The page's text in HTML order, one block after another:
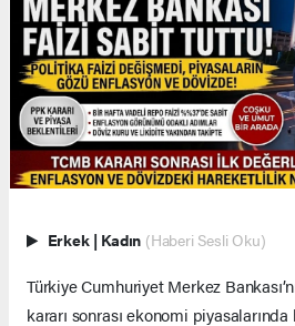
Erkek | Kadın (Haberi Sesli Oku)
Türkiye Cumhuriyet Merkez
kararı sonrası ekonomi